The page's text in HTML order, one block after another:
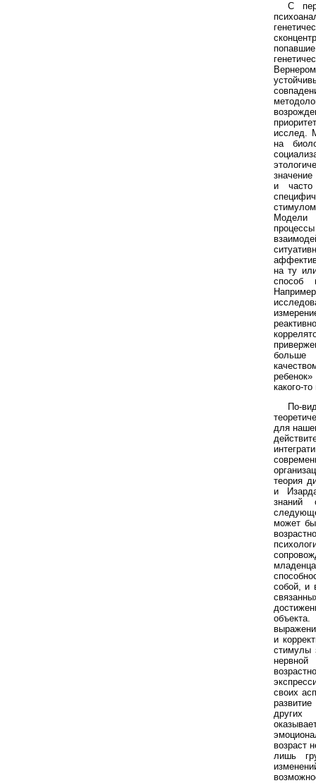
С
исслед.
на
и
Модели
на ту
больше
какого-
По-
для
теория
и
знаний
может
собой, и
и
стимулы
своих
других
возраст
лишь